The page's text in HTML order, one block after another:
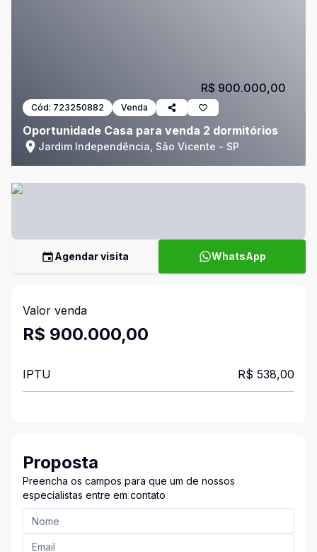
Cód: 723250882 Venda
Oportunidade Casa para venda 2 dormitórios
Jardim Independência, São Vicente - SP
R$ 900.000,00
Agendar visita WhatsApp
Valor venda
R$ 900.000,00
IPTU R$ 538,00
Proposta
Preencha os campos para que um de nossos
especialistas entre em contato